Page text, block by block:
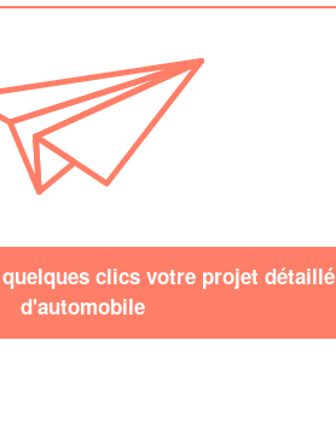
clics votre projet détaillé
d'automobile